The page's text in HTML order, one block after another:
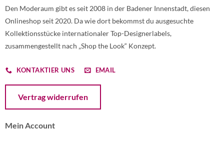
Den Moderaum gibt es seit 2008 in der Badener Innenstadt, diesen
Onlineshop seit 2020. Da wie dort bekommst du ausgesuchte
Kollektionsstücke internationaler Top-Designerlabels,
zusammengestellt nach „Shop the Look“ Konzept.
KONTAKTIER UNS EMAIL
Vertrag widerrufen
Mein Account